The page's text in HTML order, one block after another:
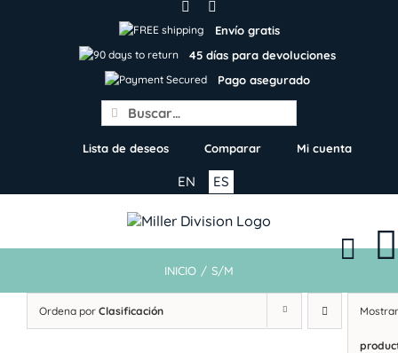
Envío gratis
45 días para devoluciones
Pago asegurado
Search
for:
Lista de deseos Comparar Mi cuenta
ES
EN
INICIO / S/M
Ordena por Clasificación